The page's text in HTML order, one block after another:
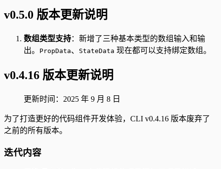
v0.5.0 版本更新说明
数组类型支持：新增了三种基本类型的数组输入和输
出。
PropData、 StateData 现在都可以支持绑定数组。
v0.4.16 版本更新说明
更新时间：2025 年 9 月 8 日
为了打造更好的代码组件开发体验，CLI v0.4.16 版本废弃了
之前的所有版本。
迭代内容